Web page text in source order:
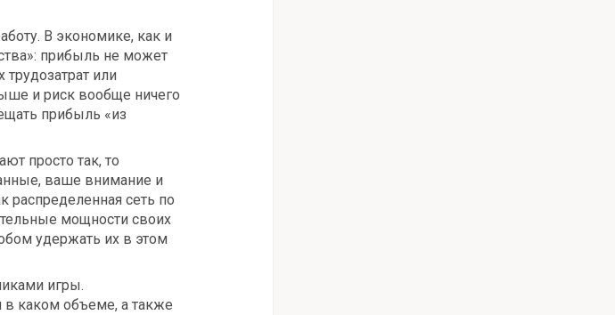
В экономике, как и
прибыль не может
или
и риск вообще ничего
прибыль «из
просто так, то
ваше внимание и
распределенная сеть по
мощности своих
удержать их в этом
игры.
в каком объеме, а также